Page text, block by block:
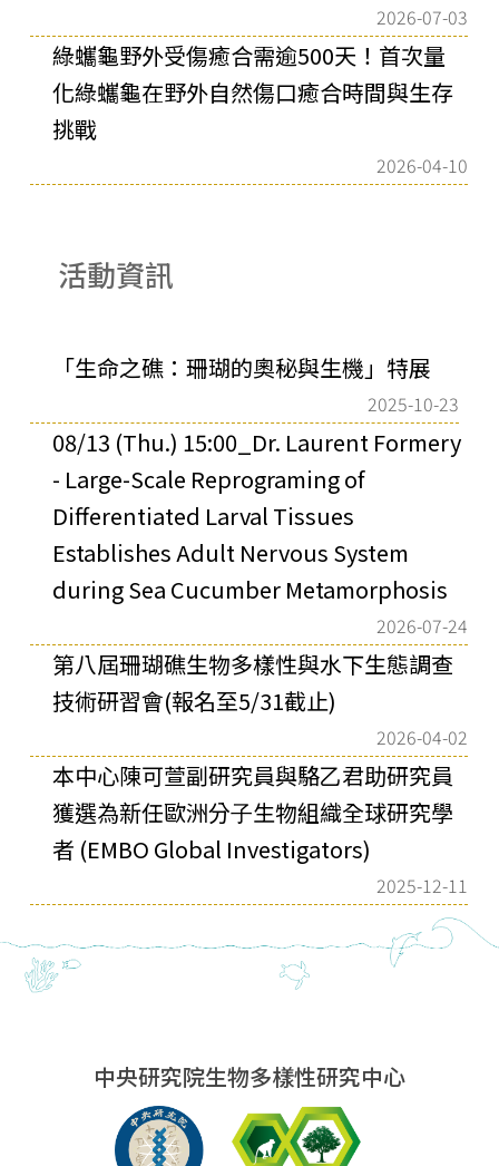
2026-07-03
綠蠵龜野外受傷癒合需逾500天！首次量
化綠蠵龜在野外自然傷口癒合時間與生存
挑戰
2026-04-10
活動資訊
「生命之礁：珊瑚的奧秘與生機」特展
2025-10-23
08/13 (Thu.) 15:00_Dr. Laurent Formery
- Large-Scale Reprograming of
Differentiated Larval Tissues
Establishes Adult Nervous System
during Sea Cucumber Metamorphosis
2026-07-24
第八屆珊瑚礁生物多樣性與水下生態調查
技術研習會(報名至5/31截止)
2026-04-02
本中⼼陳可萱副研究員與駱⼄君助研究員
獲選為新任歐洲分⼦⽣物組織全球研究學
者 (EMBO Global Investigators)
2025-12-11
中央研究院生物多樣性研究中心